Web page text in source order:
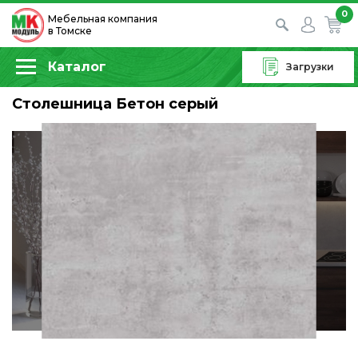
Мебельная компания
в Томске
0
Каталог Загрузки
Столешница Бетон серый